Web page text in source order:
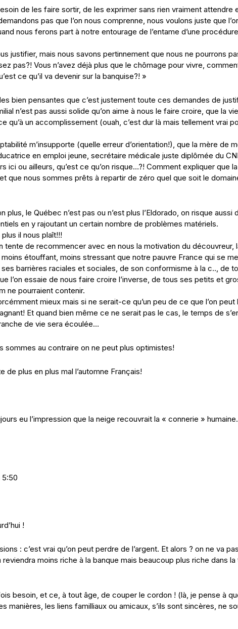
de les faire sortir, de les exprimer sans rien vraiment attendre
pas que l’on nous comprenne, nous voulons juste que
nous ferons part à notre entourage de l’entame d’une procédure
justifier, mais nous savons pertinnement que nous ne pourrons
pas?! Vous n’avez déjà plus que le chômage pour vivre,
ce qu’il va devenir sur la banquise?! »
bien pensantes que c’est justement toute ces demandes de
n’est pas aussi solide qu’on aime à nous le faire croire, que la
qu’à un accomplissement (ouah, c’est dur là mais tellement vrai
m’insupporte (quelle erreur d’orientation!), que la mère de
en emploi jeune, secrétaire médicale juste diplômée du
ici ou ailleurs, qu’est ce qu’on risque…?! Comment expliquer que
que nous sommes prêts à repartir de zéro quel que soit le
le Québec n’est pas ou n’est plus l’Eldorado, on risque aussi
en y rajoutant un certain nombre de problèmes matériels.
il nous plaît!!!
de recommencer avec en nous la motivation du découvreur,
étouffant, moins stressant que notre pauvre France qui se
barrières raciales et sociales, de son conformisme à la c.., de
l’on essaie de nous faire croire l’inverse, de tous ses petits et
ne pourraient contenir.
mieux mais si ne serait-ce qu’un peu de ce que l’on peut
Et quand bien même ce ne serait pas le cas, le temps de
de vie sera écoulée…
sommes au contraire on ne peut plus optimistes!
de plus en plus mal l’automne Français!
eu l’impression que la neige recouvrait la « connerie »
5:50
!
: c’est vrai qu’on peut perdre de l’argent. Et alors ? on ne va
moins riche à la banque mais beaucoup plus riche dans
besoin, et ce, à tout âge, de couper le cordon ! (là, je pense à
manières, les liens familliaux ou amicaux, s’ils sont sincères, ne